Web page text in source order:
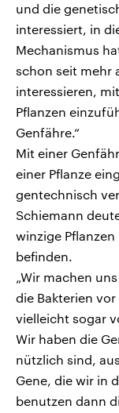
und die
interessiert, in
Mechanismus
schon seit mehr
interessieren,
Pflanzen
Genfähre.“
Mit einer
einer Pflanze
gentechnisch
Schiemann
winzige
befinden.
„Wir machen
die Bakterien
vielleicht sogar
Wir haben die
nützlich sind,
Gene, die wir in
benutzen dann